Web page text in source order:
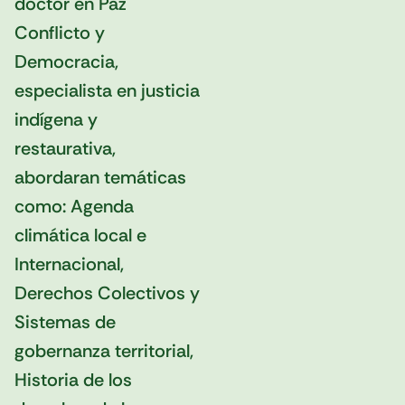
Conflicto y
Democracia,
especialista en justicia
indígena y
restaurativa,
abordaran temáticas
como: Agenda
climática local e
Internacional,
Derechos Colectivos y
Sistemas de
gobernanza territorial,
Historia de los